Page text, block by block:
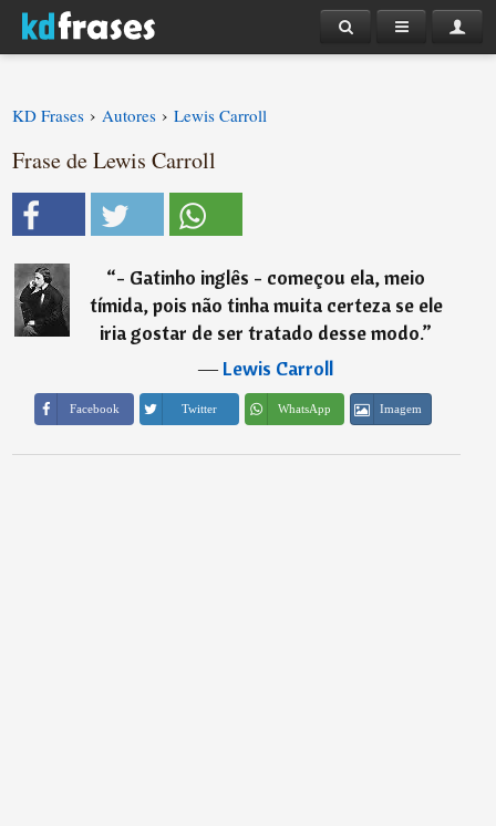
KD Frases › Autores › Lewis Carroll
Frase de Lewis Carroll
“- Gatinho inglês - começou ela, meio
tímida, pois não tinha muita certeza se ele
iria gostar de ser tratado desse modo.”
―Lewis Carroll
Facebook Twitter WhatsApp Imagem